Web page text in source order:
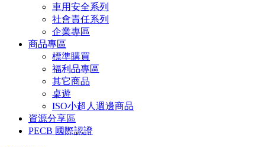
車用安全系列
社會責任系列
企業專區
商品專區
標準購買
福利品專區
其它商品
桌遊
ISO小超人週邊商品
資源分享區
PECB 國際認證